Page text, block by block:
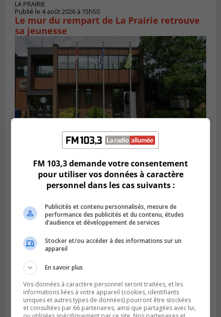
LA PRAIRIE
Publié le 4 août 2026 à 15h50
Le mur du rempart de La Prairie retrouve
sa jeunesse
SAINT-CONSTANT
Publié le 4 août 2026 à 14h02
Saint-Constant signe une nouvelle
convention pour le bien de la population
FM 103,3 demande votre consentement
pour utiliser vos données à caractère
personnel dans les cas suivants :
Publicités et contenu personnalisés, mesure de
performance des publicités et du contenu, études
d’audience et développement de services
Stocker et/ou accéder à des informations sur un
appareil
En savoir plus
Vos données à caractère personnel seront traitées, et les
informations liées à votre appareil (cookies, identifiants
uniques et autres types de données) pourront être stockées
et consultées par 66 partenaires, ainsi que partagées avec lui,